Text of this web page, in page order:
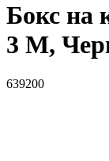
Бокс на
3 M,
639200